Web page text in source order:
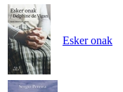
Esker onak